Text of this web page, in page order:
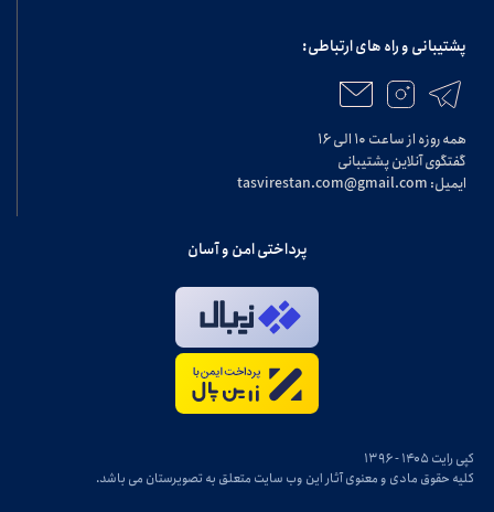
پشتیبانی و راه های ارتباطی:
همه روزه از ساعت ۱۰ الی ۱۶
گفتگوی آنلاین پشتیبانی
ایمیل: tasvirestan.com@gmail.com
پرداختی امن و آسان
کپی رایت ۱۴۰۵ - ۱۳۹۶
کلیه حقوق مادی و معنوی آثار این وب سایت متعلق به تصویرستان می باشد.